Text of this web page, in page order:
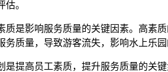
。
质是影响服务质量的关键因素。高素
质量，导致游客流失，影响水上乐园
是提高员工素质，提升服务质量的关